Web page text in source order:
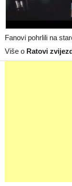
Fanovi pohrlili na
Više o Ratovi